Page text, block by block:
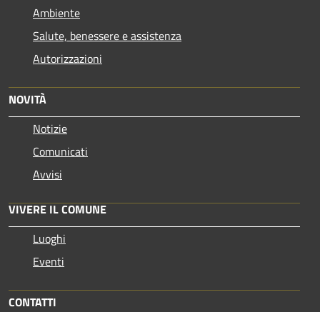
Ambiente
Salute, benessere e assistenza
Autorizzazioni
NOVITÀ
Notizie
Comunicati
Avvisi
VIVERE IL COMUNE
Luoghi
Eventi
CONTATTI